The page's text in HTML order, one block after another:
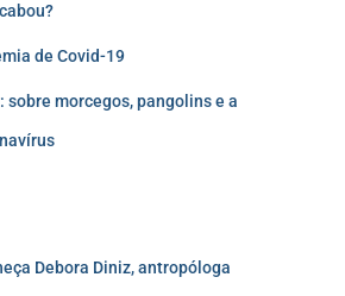
de Covid-19
sobre morcegos, pangolins e a
Debora Diniz, antropóloga